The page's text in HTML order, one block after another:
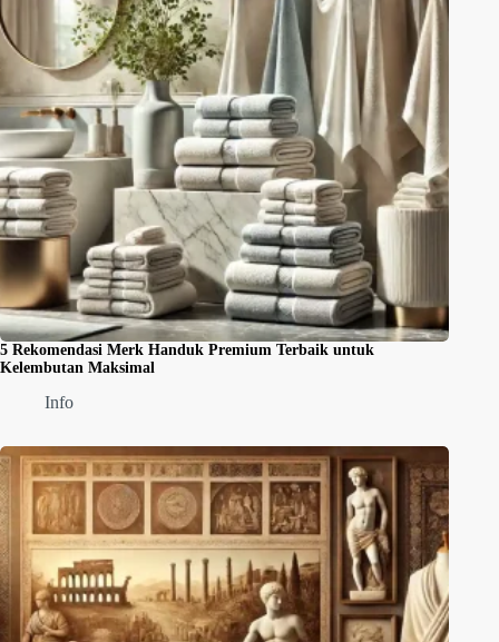
5 Rekomendasi Merk Handuk Premium Terbaik untuk
Kelembutan Maksimal
Info